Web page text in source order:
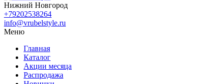
Нижний Новгород
+79202538264
info@vrubelstyle.ru
Меню
Главная
Каталог
Акции месяца
Распродажа